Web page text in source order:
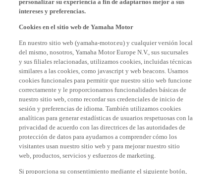
intereses y preferencias.
Cookies en el sitio web de Yamaha Motor
En nuestro sitio web (yamaha-motor.eu) y cualquier versión local
del mismo, nosotros, Yamaha Motor Europe N.V., sus sucursales
y sus filiales relacionadas, utilizamos cookies, incluidas técnicas
similares a las cookies, como javascript y web beacons. Usamos
cookies funcionales para permitir que nuestro sitio web funcione
correctamente y le proporcionamos funcionalidades básicas de
nuestro sitio web, como recordar sus credenciales de inicio de
sesión y preferencias de idioma. También utilizamos cookies
analíticas para generar estadísticas de usuarios respetuosas con la
privacidad de acuerdo con las directrices de las autoridades de
protección de datos para ayudarnos a comprender cómo los
visitantes usan nuestro sitio web y para mejorar nuestro sitio
web, productos, servicios y esfuerzos de marketing.
Si proporciona su consentimiento mediante el siguiente botón,